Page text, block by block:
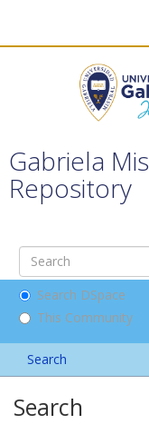
Gabriela
Repository
Search DSpace
This Community
Search
Search